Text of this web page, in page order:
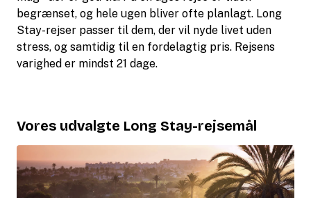
begrænset, og hele ugen bliver ofte planlagt. Long
Stay-rejser passer til dem, der vil nyde livet uden
stress, og samtidig til en fordelagtig pris. Rejsens
varighed er mindst 21 dage.
Vores udvalgte Long Stay-rejsemål